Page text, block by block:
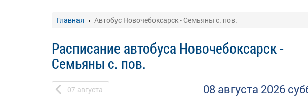
Главная Автобус Новочебоксарск - Семьяны с. пов.
Расписание автобуса Новочебоксарск -
Семьяны с. пов.
07 августа 08 августа 2026